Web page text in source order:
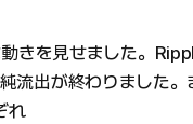
きを見せました。
出が終わりました。
れ